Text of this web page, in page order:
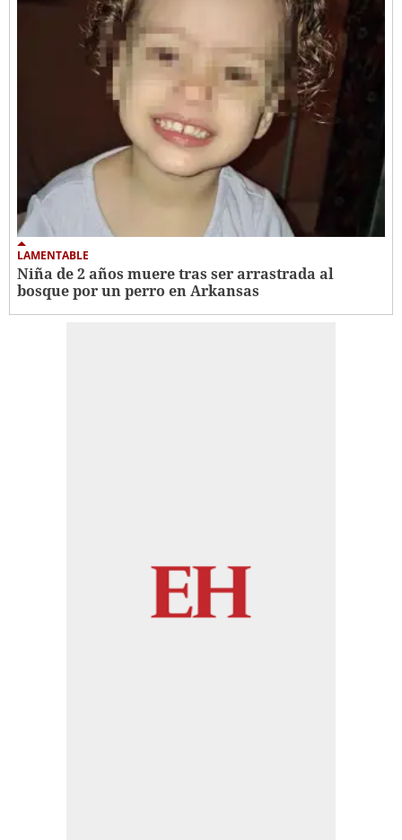
LAMENTABLE
Niña de 2 años muere tras ser arrastrada al
bosque por un perro en Arkansas